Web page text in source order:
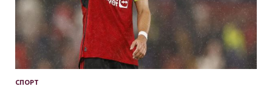
СПОРТ